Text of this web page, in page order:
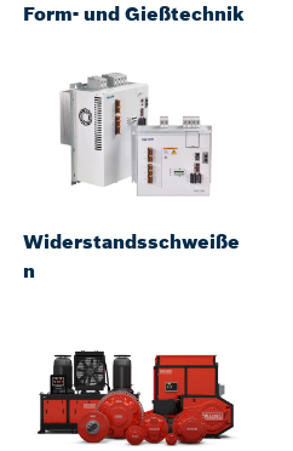
Form- und Gießtechnik
Widerstandsschweiße
n